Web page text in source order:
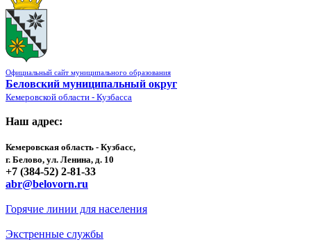
Официальный сайт муниципального образования
Беловский муниципальный округ
Кемеровской области - Кузбасса
Наш адрес:
Кемеровская область - Кузбасс,
г. Белово, ул. Ленина, д. 10
+7 (384-52) 2-81-33
abr@belovorn.ru
Горячие линии для населения
Экстренные службы